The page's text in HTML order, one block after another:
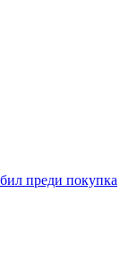
преди покупка